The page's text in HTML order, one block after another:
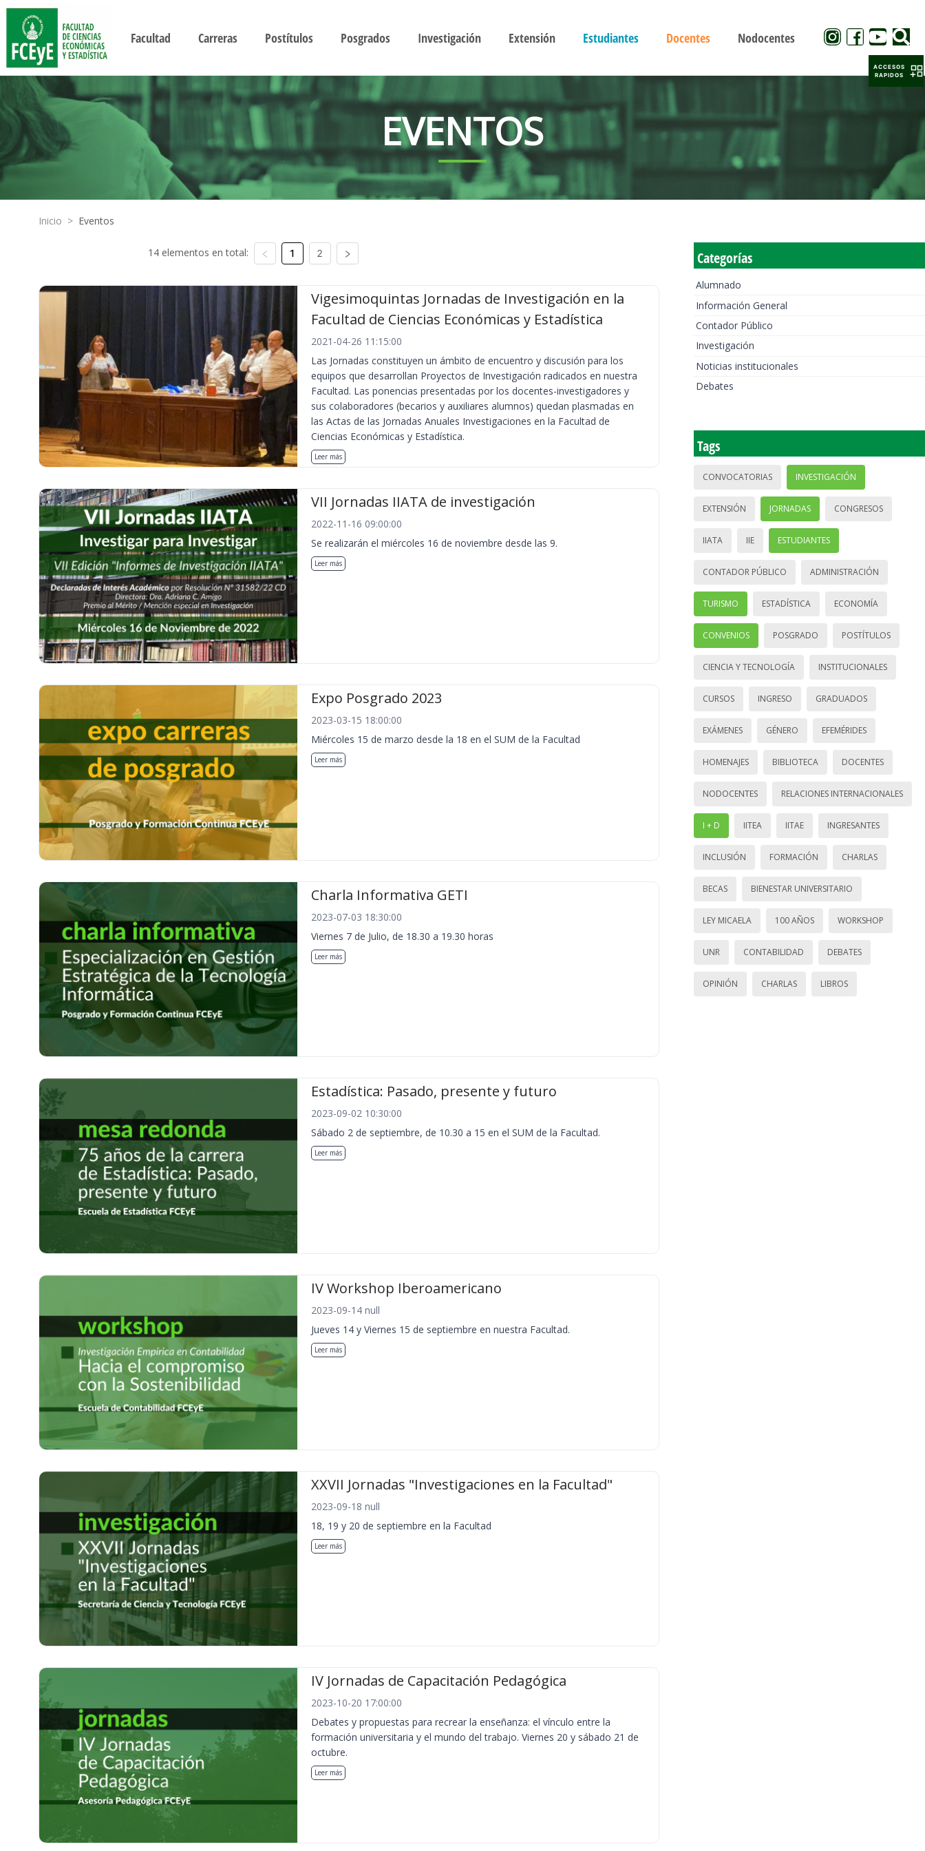
Facultad Carreras Postítulos Posgrados Investigación Extensión Estudiantes Docentes Nodocentes
EVENTOS
Inicio > Eventos
14 elementos en total: 1 2
Vigesimoquintas Jornadas de Investigación en la
Facultad de Ciencias Económicas y Estadística
2021-04-26 11:15:00
Las Jornadas constituyen un ámbito de encuentro y discusión para los
equipos que desarrollan Proyectos de Investigación radicados en nuestra
Facultad. Las ponencias presentadas por los docentes-investigadores y
sus colaboradores (becarios y auxiliares alumnos) quedan plasmadas en
las Actas de las Jornadas Anuales Investigaciones en la Facultad de
Ciencias Económicas y Estadística.
Leer más
VII Jornadas IIATA de investigación
2022-11-16 09:00:00
Se realizarán el miércoles 16 de noviembre desde las 9.
Leer más
Expo Posgrado 2023
2023-03-15 18:00:00
Miércoles 15 de marzo desde la 18 en el SUM de la Facultad
Leer más
Charla Informativa GETI
2023-07-03 18:30:00
Viernes 7 de Julio, de 18.30 a 19.30 horas
Leer más
Estadística: Pasado, presente y futuro
2023-09-02 10:30:00
Sábado 2 de septiembre, de 10.30 a 15 en el SUM de la Facultad.
Leer más
IV Workshop Iberoamericano
2023-09-14 null
Jueves 14 y Viernes 15 de septiembre en nuestra Facultad.
Leer más
XXVII Jornadas "Investigaciones en la Facultad"
2023-09-18 null
18, 19 y 20 de septiembre en la Facultad
Leer más
IV Jornadas de Capacitación Pedagógica
2023-10-20 17:00:00
Debates y propuestas para recrear la enseñanza: el vínculo entre la
formación universitaria y el mundo del trabajo. Viernes 20 y sábado 21 de
octubre.
Leer más
Categorías
Alumnado
Información General
Contador Público
Investigación
Noticias institucionales
Debates
Tags
CONVOCATORIAS INVESTIGACIÓN
EXTENSIÓN JORNADAS CONGRESOS
IIATA IIE ESTUDIANTES
CONTADOR PÚBLICO ADMINISTRACIÓN
TURISMO ESTADÍSTICA ECONOMÍA
CONVENIOS POSGRADO POSTÍTULOS
CIENCIA Y TECNOLOGÍA INSTITUCIONALES
CURSOS INGRESO GRADUADOS
EXÁMENES GÉNERO EFEMÉRIDES
HOMENAJES BIBLIOTECA DOCENTES
NODOCENTES RELACIONES INTERNACIONALES
I + D IITEA IITAE INGRESANTES
INCLUSIÓN FORMACIÓN CHARLAS
BECAS BIENESTAR UNIVERSITARIO
LEY MICAELA 100 AÑOS WORKSHOP
UNR CONTABILIDAD DEBATES
OPINIÓN CHARLAS LIBROS
ACCESOS
RAPIDOS